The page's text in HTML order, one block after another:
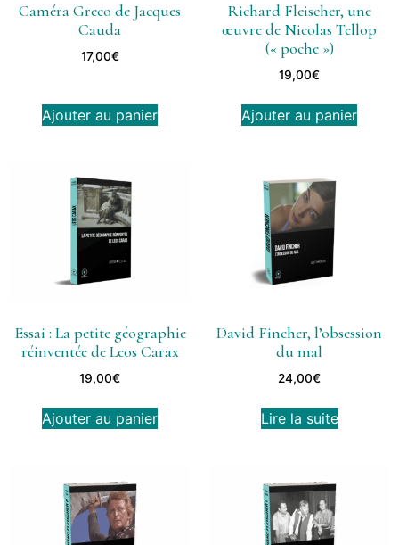
Caméra Greco de Jacques
Cauda
17,00€
Ajouter au panier
Richard Fleischer, une
œuvre de Nicolas Tellop
(« poche »)
19,00€
Ajouter au panier
Essai : La petite géographie
réinventée de Leos Carax
19,00€
Ajouter au panier
David Fincher, l’obsession
du mal
24,00€
Lire la suite